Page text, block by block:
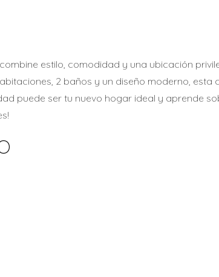
estilo, comodidad y una ubicación
2 baños y un diseño moderno,
puede ser tu nuevo hogar ideal y aprende